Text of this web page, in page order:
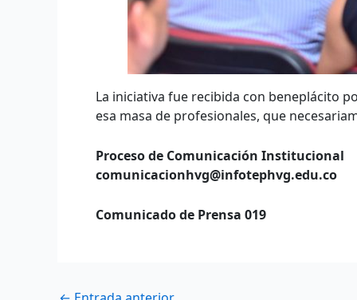
La iniciativa fue recibida con beneplácito
esa masa de profesionales, que
Proceso de Comunicación Institucional
comunicacionhvg@infotephvg.edu.co
Comunicado de Prensa 019